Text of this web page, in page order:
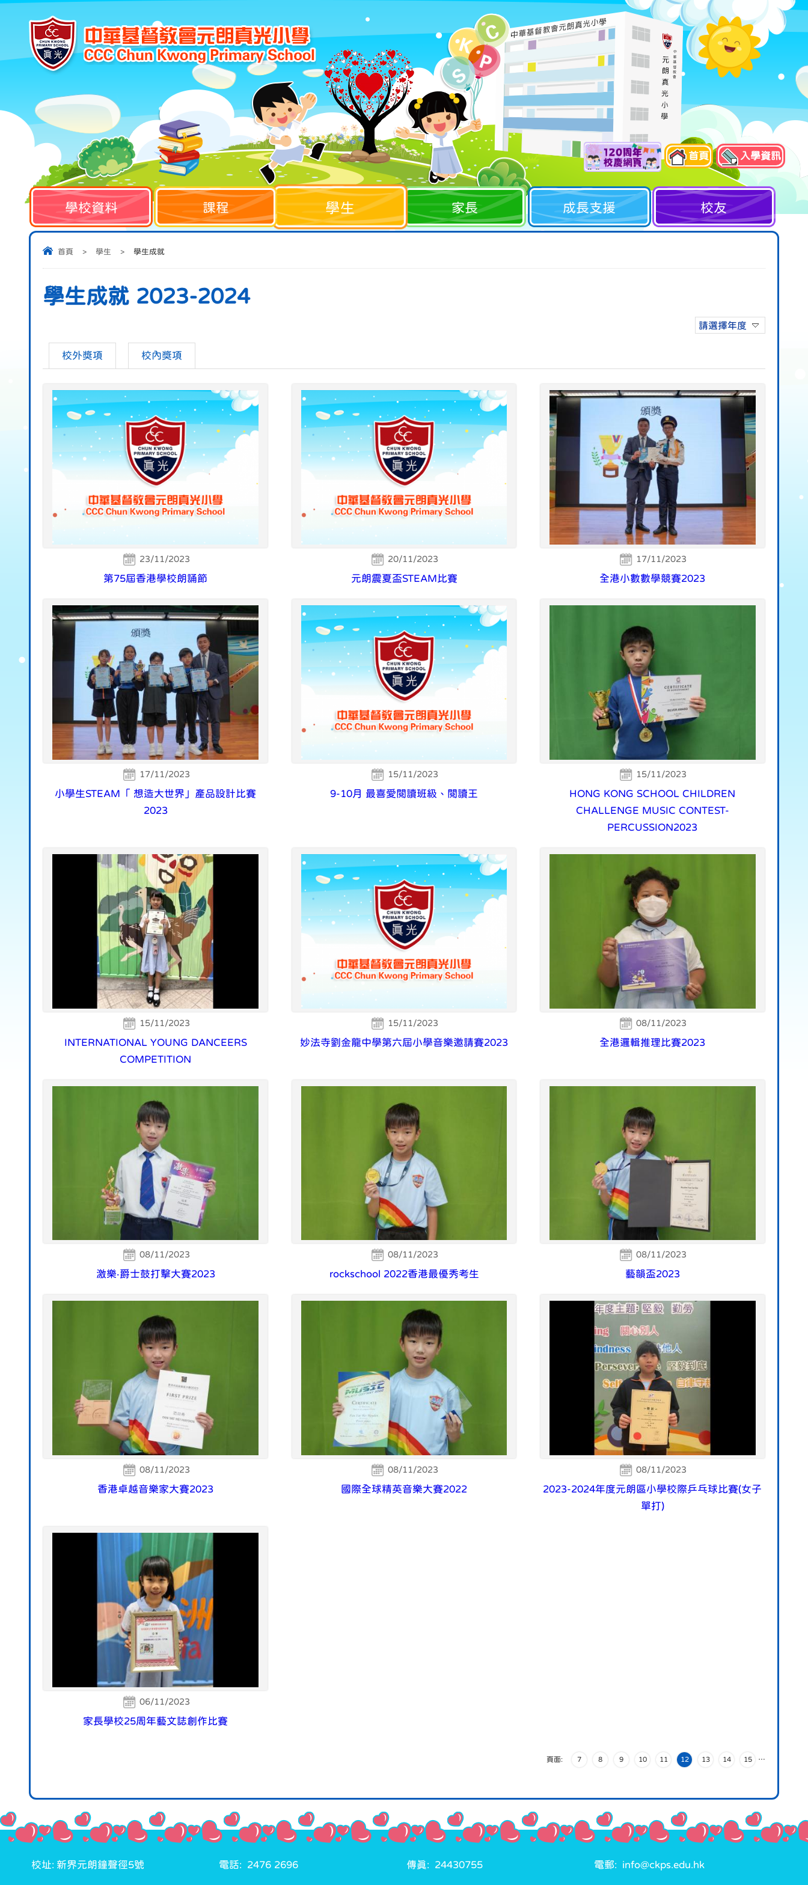
首頁 入學資訊
學校資料 課程 學生 家長 成長支援 校友
首頁 > 學生 > 學生成就
學生成就 2023-2024
請選擇年度
校外獎項 校內獎項
23/11/2023
第75屆香港學校朗誦節
20/11/2023
元朗震夏盃STEAM比賽
17/11/2023
全港小數數學競賽2023
17/11/2023
小學生STEAM「 想造大世界」產品設計比賽
2023
15/11/2023
9-10月 最喜愛閱讀班級、閱讀王
15/11/2023
HONG KONG SCHOOL CHILDREN
CHALLENGE MUSIC CONTEST-
PERCUSSION2023
15/11/2023
INTERNATIONAL YOUNG DANCEERS
COMPETITION
15/11/2023
妙法寺劉金龍中學第六屆小學音樂邀請賽2023
08/11/2023
全港邏輯推理比賽2023
08/11/2023
激樂‧爵士鼓打擊大賽2023
08/11/2023
rockschool 2022香港最優秀考生
08/11/2023
藝韻盃2023
08/11/2023
香港卓越音樂家大賽2023
08/11/2023
國際全球精英音樂大賽2022
08/11/2023
2023-2024年度元朗區小學校際乒乓球比賽(女子
單打)
06/11/2023
家長學校25周年藝文誌創作比賽
頁面: …
7 8 9 10 11 12 13 14 15
校址: 新界元朗鐘聲徑5號 電話: 2476 2696 傳真: 24430755 電郵: info@ckps.edu.hk